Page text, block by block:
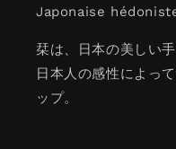
Japonaise
栞は、日本の美しい
日本人の感性によっ
ップ。